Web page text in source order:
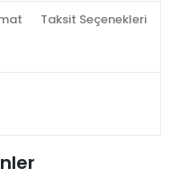
Taksit Seçenekleri